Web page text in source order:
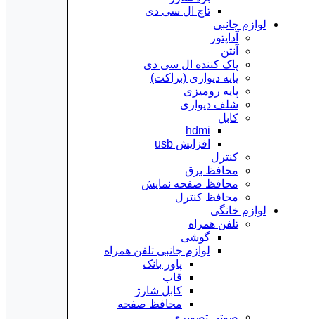
تاچ ال سی دی
لوازم جانبی
آداپتور
آنتن
پاک کننده ال سی دی
پایه دیواری (براکت)
پایه رومیزی
شلف دیواری
کابل
hdmi
افزایش usb
کنترل
محافظ برق
محافظ صفحه نمایش
محافظ کنترل
لوازم خانگی
تلفن همراه
گوشی
لوازم جانبی تلفن همراه
پاور بانک
قاب
کابل شارژ
محافظ صفحه